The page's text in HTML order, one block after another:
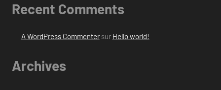
Recent Comments
A WordPress Commentersur Hello world!
Archives